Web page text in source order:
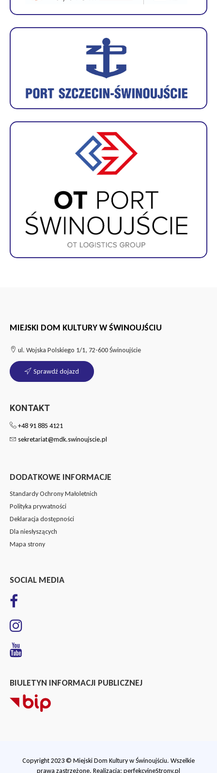
MIEJSKI DOM KULTURY W ŚWINOUJŚCIU
ul. Wojska Polskiego 1/1, 72-600 Świnoujście
Sprawdź dojazd
KONTAKT
+48 91 885 4121
sekretariat@mdk.swinoujscie.pl
DODATKOWE INFORMACJE
Standardy Ochrony Małoletnich
Polityka prywatności
Deklaracja dostępności
Dla niesłyszących
Mapa strony
SOCIAL MEDIA
BIULETYN INFORMACJI PUBLICZNEJ
Copyright 2023 © Miejski Dom Kultury w Świnoujściu. Wszelkie
prawa zastrzeżone. Realizacja: perfekcyjneStrony.pl